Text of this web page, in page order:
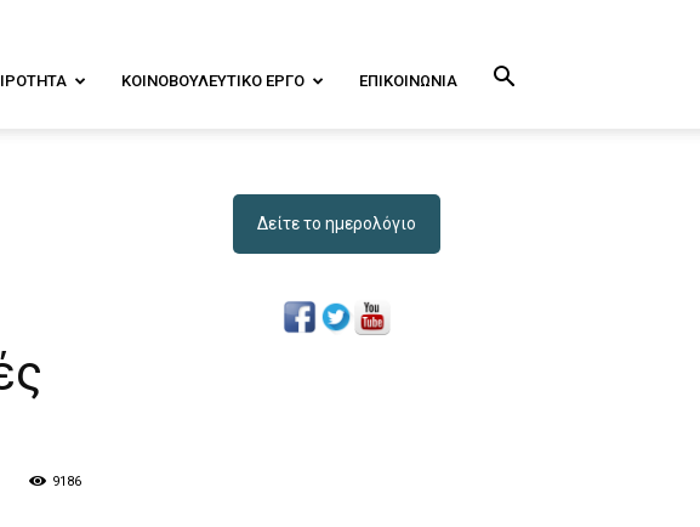
ΚΟΙΝΟΒΟΥΛΕΥΤΙΚΌ ΕΡΓΟ ΕΠΙΚΟΙΝΩΝΊΑ
9186
Δείτε το ημερολόγιο